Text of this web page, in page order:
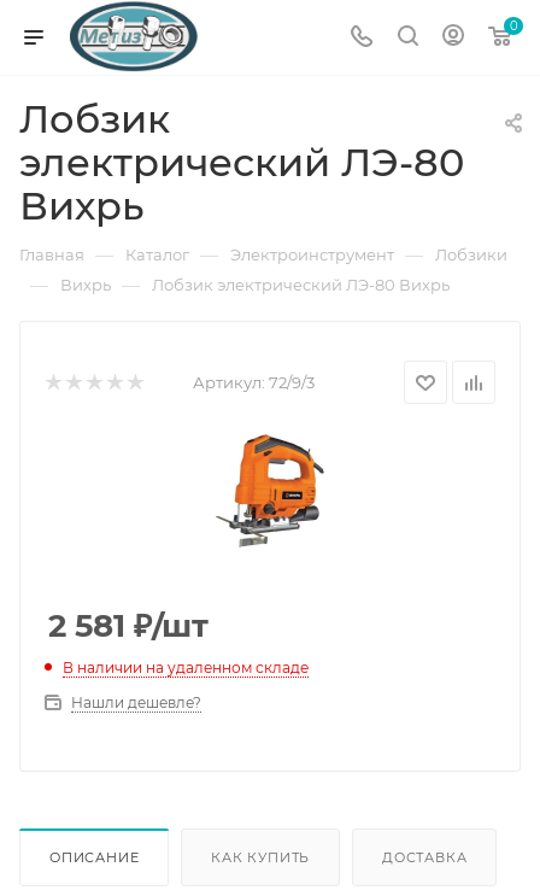
0
Лобзик
электрический ЛЭ-80
Вихрь
Главная — Каталог — Электроинструмент — Лобзики
— Вихрь — Лобзик электрический ЛЭ-80 Вихрь
Артикул: 72/9/3
2 581 ₽/шт
В наличии на удаленном складе
Нашли дешевле?
ОПИСАНИЕ КАК КУПИТЬ ДОСТАВКА